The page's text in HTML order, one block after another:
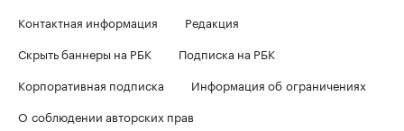
Контактная информация
Редакция
Скрыть баннеры на РБК
Подписка на РБК
Корпоративная подписка
Информация об ограничениях
О соблюдении авторских прав